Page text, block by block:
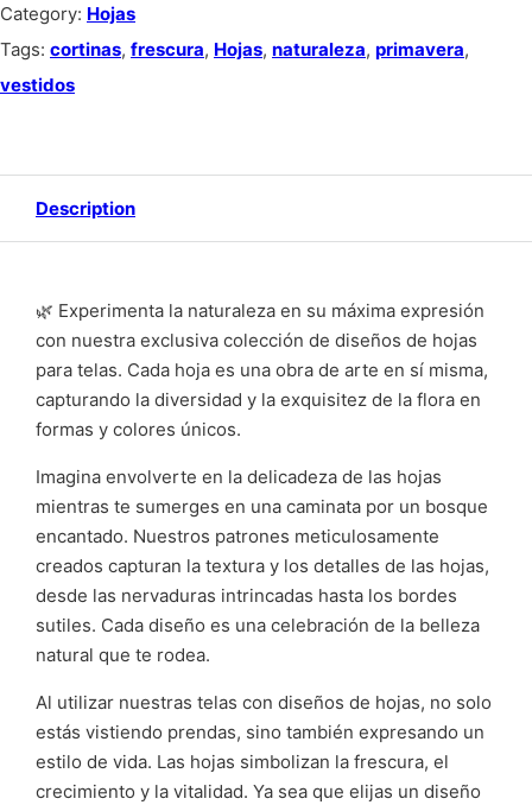
Category: Hojas
Tags: cortinas, frescura, Hojas, naturaleza, primavera,
vestidos
Description
🌿 Experimenta la naturaleza en su máxima expresión
con nuestra exclusiva colección de diseños de hojas
para telas. Cada hoja es una obra de arte en sí misma,
capturando la diversidad y la exquisitez de la flora en
formas y colores únicos.
Imagina envolverte en la delicadeza de las hojas
mientras te sumerges en una caminata por un bosque
encantado. Nuestros patrones meticulosamente
creados capturan la textura y los detalles de las hojas,
desde las nervaduras intrincadas hasta los bordes
sutiles. Cada diseño es una celebración de la belleza
natural que te rodea.
Al utilizar nuestras telas con diseños de hojas, no solo
estás vistiendo prendas, sino también expresando un
estilo de vida. Las hojas simbolizan la frescura, el
crecimiento y la vitalidad. Ya sea que elijas un diseño